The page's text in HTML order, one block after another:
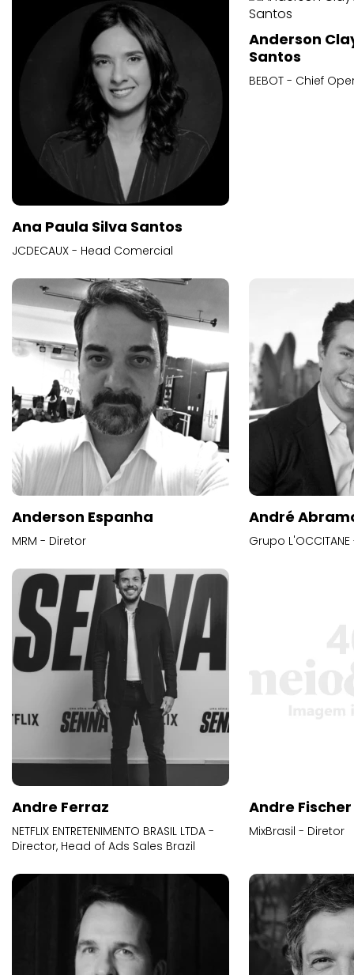
Ana Paula Silva Santos
JCDECAUX - Head Comercial
Anderson
Santos
BEBOT - Chief
Anderson Espanha
MRM - Diretor
André
Grupo
Andre Ferraz
NETFLIX ENTRETENIMENTO BRASIL LTDA -
Director, Head of Ads Sales Brazil
Andre Fischer
MixBrasil - Diretor